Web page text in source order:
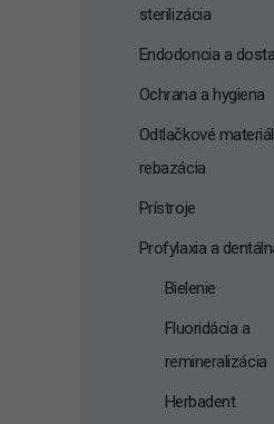
sterilizácia
Endodoncia a
Ochrana a hygiena
Odtlačkové
rebazácia
Prístroje
Profylaxia a
Bielenie
Fluoridácia a
remineralizácia
Herbadent